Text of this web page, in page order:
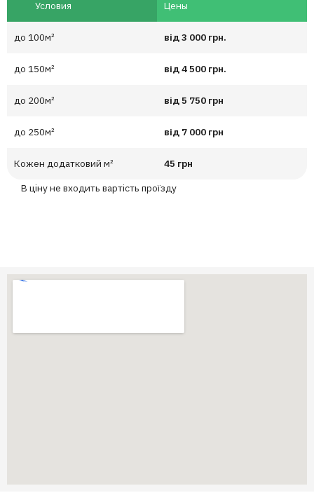
Условия Цены
до 100м² від 3 000 грн.
до 150м² від 4 500 грн.
до 200м² від 5 750 грн
до 250м² від 7 000 грн
Кожен додатковий м²
45 грн
В ціну не входить вартість проїзду